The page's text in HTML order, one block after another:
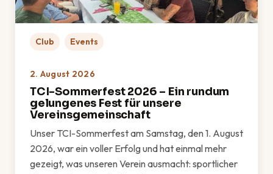
Club Events
2. August 2026
TCI-Sommerfest 2026 – Ein rundum
gelungenes Fest für unsere
Vereinsgemeinschaft
Unser TCI-Sommerfest am Samstag, den 1. August
2026, war ein voller Erfolg und hat einmal mehr
gezeigt, was unseren Verein ausmacht: sportlicher